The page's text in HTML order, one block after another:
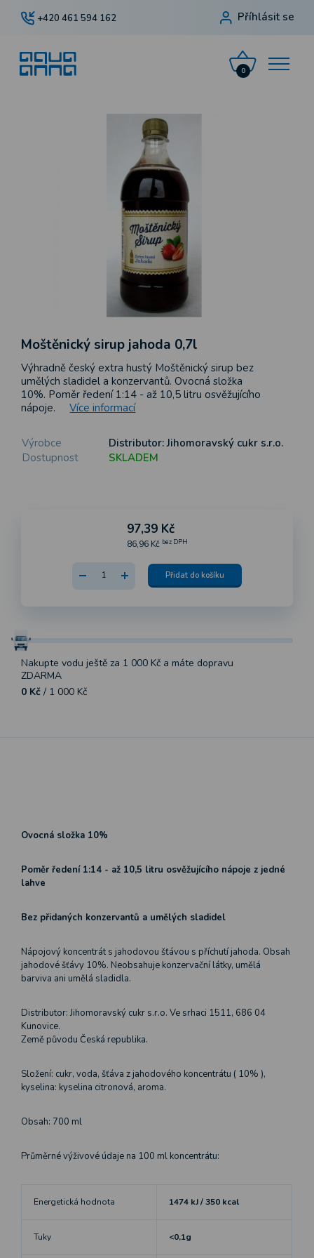
+420 461 594 162 Příhlásit se
0
Moštěnický sirup jahoda 0,7l
Výhradně český extra hustý Moštěnický sirup bez
umělých sladidel a konzervantů. Ovocná složka
10%. Poměr ředení 1:14 - až 10,5 litru osvěžujícího
nápoje.Více informací
Výrobce
Distributor: Jihomoravský cukr s.r.o.
Dostupnost
SKLADEM
97,39 Kč
86,96 Kč bez DPH
Přidat do košíku
Nakupte vodu ještě za 1 000 Kč a máte dopravu
ZDARMA
0 Kč / 1 000 Kč
Ovocná složka 10%
Poměr ředení 1:14 - až 10,5 litru osvěžujícího nápoje z jedné
lahve
Bez přidaných konzervantů a umělých sladidel
Nápojový koncentrát s jahodovou šťávou s příchutí jahoda. Obsah
jahodové šťávy 10%. Neobsahuje konzervační látky, umělá
barviva ani umělá sladidla.
Distributor: Jihomoravský cukr s.r.o. Ve srhaci 1511, 686 04
Kunovice.
Země původu Česká republika.
Složení: cukr, voda, šťáva z jahodového koncentrátu ( 10% ),
kyselina: kyselina citronová, aroma.
Obsah: 700 ml
Průměrné výživové údaje na 100 ml koncentrátu:
Energetická hodnota 1474 kJ / 350 kcal
Tuky <0,1g